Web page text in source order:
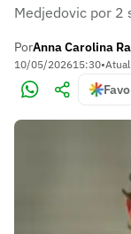
Medjedovic por 2
PorAnna Carolina
10/05/202615:30•